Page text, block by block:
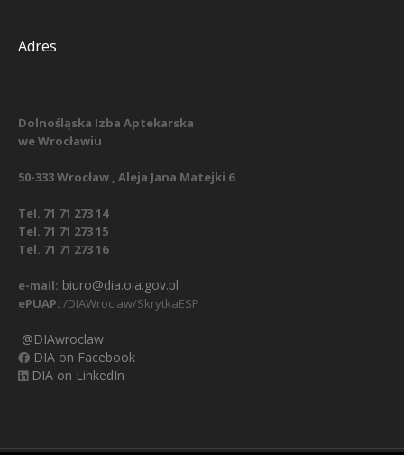
Adres
Dolnośląska Izba Aptekarska
we Wrocławiu
50-333 Wrocław , Aleja Jana Matejki 6
Tel. 71 71 273 14
Tel. 71 71 273 15
Tel. 71 71 273 16
e-mail: biuro@dia.oia.gov.pl
ePUAP: /DIAWroclaw/SkrytkaESP
@DIAwroclaw
DIA on Facebook
DIA on LinkedIn